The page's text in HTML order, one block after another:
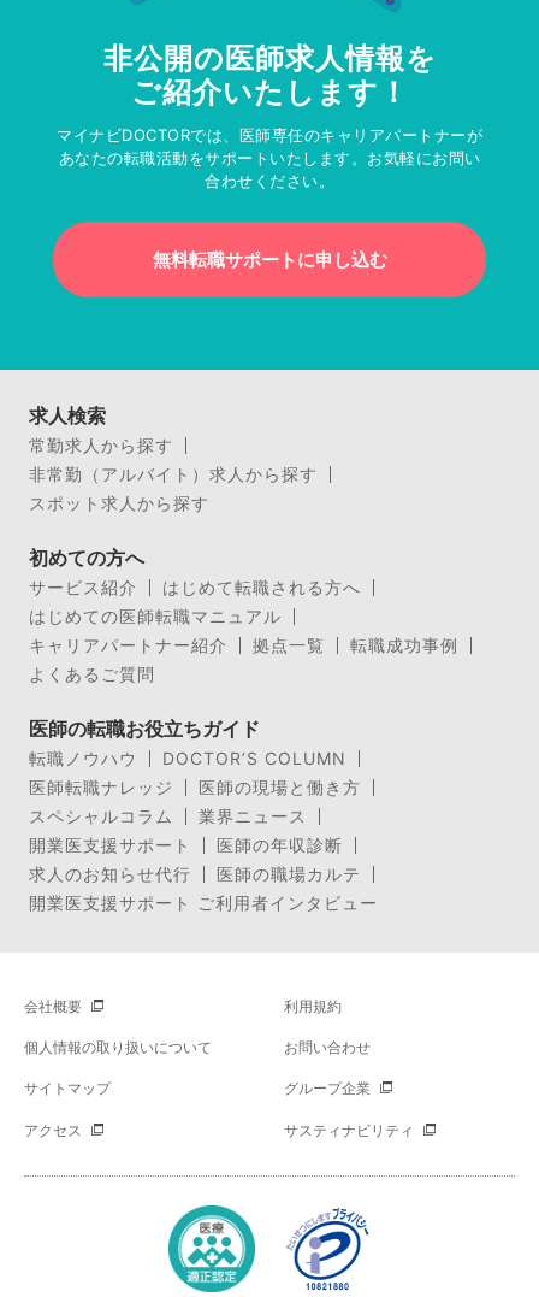
非公開の医師求人情報を
ご紹介いたします！
マイナビDOCTORでは、医師専任のキャリアパートナーが
あなたの転職活動をサポートいたします。お気軽にお問い
合わせください。
無料転職サポートに申し込む
求人検索
常勤求人から探す
非常勤（アルバイト）求人から探す
スポット求人から探す
初めての方へ
サービス紹介
はじめて転職される方へ
はじめての医師転職マニュアル
キャリアパートナー紹介
拠点一覧
転職成功事例
よくあるご質問
医師の転職お役立ちガイド
転職ノウハウ
DOCTOR’S COLUMN
医師転職ナレッジ
医師の現場と働き方
スペシャルコラム
業界ニュース
開業医支援サポート
医師の年収診断
求人のお知らせ代行
医師の職場カルテ
開業医支援サポート ご利用者インタビュー
会社概要 利用規約
個人情報の取り扱いについて お問い合わせ
サイトマップ グループ企業
アクセス サスティナビリティ